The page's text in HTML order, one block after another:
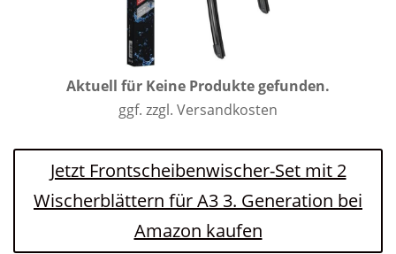
Aktuell für Keine Produkte gefunden.
ggf. zzgl. Versandkosten
Jetzt Frontscheibenwischer-Set mit 2
Wischerblättern für A3 3. Generation bei
Amazon kaufen